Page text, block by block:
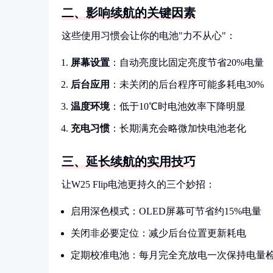
二、影响续航的关键因素
这些使用习惯会让你的电池"力不从心"：
屏幕设置 ：自动亮度比固定亮度节省20%电量
后台应用 ：未关闭的后台程序可能多耗电30%
温度环境：低于10℃时电池效率下降明显
充电习惯：长期满充会略微加快电池老化
三、延长续航的实用技巧
让W25 Flip电池更持久的三个妙招：
启用深色模式：OLED屏幕可节省约15%电量
关闭非必要定位：减少后台位置更新耗电
定期校准电池：每月完全充放电一次保持电量